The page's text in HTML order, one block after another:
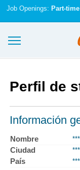
Job Openings: Part-time
Registrarse
Iniciar sesión
Contáctenos
Perfil de
Información
Nombre ***
Ciudad
***
País
***